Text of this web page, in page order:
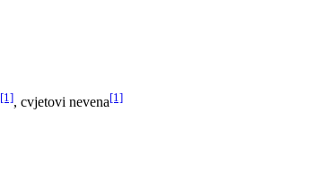
[1], cvjetovi nevena[1]